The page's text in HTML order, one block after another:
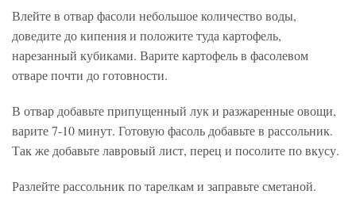
Влейте в отвар фасоли небольшое количество воды,
доведите до кипения и положите туда картофель,
нарезанный кубиками. Варите картофель в фасолевом
отваре почти до готовности.
В отвар добавьте припущенный лук и разжаренные овощи,
варите 7-10 минут. Готовую фасоль добавьте в рассольник.
Так же добавьте лавровый лист, перец и посолите по вкусу.
Разлейте рассольник по тарелкам и заправьте сметаной.